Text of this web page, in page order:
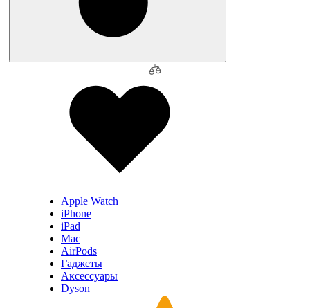
Apple Watch
iPhone
iPad
Mac
AirPods
Гаджеты
Аксессуары
Dyson